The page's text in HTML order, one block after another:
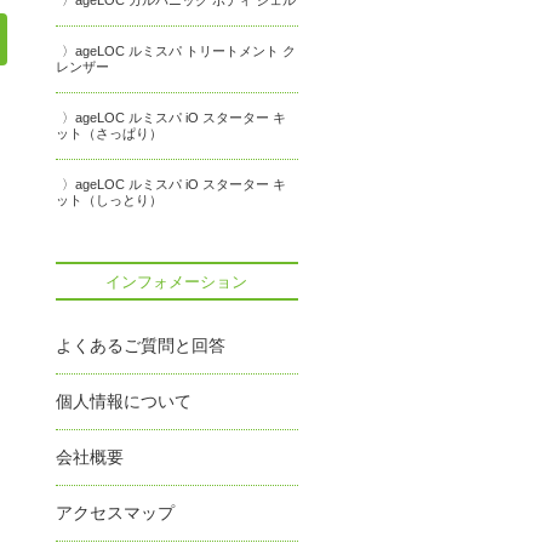
ageLOC ルミスパ トリートメント ク
レンザー
ageLOC ルミスパ iO スターター キ
ット（さっぱり）
ageLOC ルミスパ iO スターター キ
ット（しっとり）
インフォメーション
よくあるご質問と回答
個人情報について
会社概要
アクセスマップ